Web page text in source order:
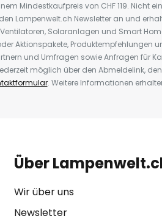
Mindestkaufpreis von CHF 119. Nicht
Lampenwelt.ch Newsletter an und
Solaranlagen und Smart
Aktionspakete,
und Umfragen sowie Anfragen für
möglich über den Abmeldelink,
. Weitere Informationen
Über
Wir über uns
Newsletter